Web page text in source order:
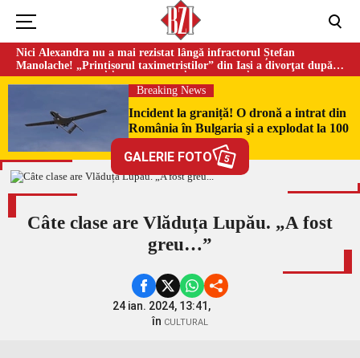
Nici Alexandra nu a mai rezistat lângă infractorul Ștefan
Manolache! „Prințișorul taximetriștilor” din Iași a divorţat după
doi ani de căsnicie
Breaking News
Incident la graniță! O dronă a intrat din
România în Bulgaria şi a explodat la 100
de metri de frontieră
GALERIE FOTO 5
Câte clase are Vlăduța Lupău. „A fost
greu…”
24 ian. 2024, 13:41,
în CULTURAL